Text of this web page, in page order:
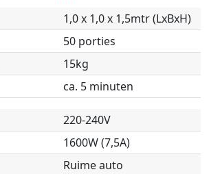
1,0 x 1,0 x 1,5mtr (LxBxH)
50 porties
15kg
ca. 5 minuten
220-240V
1600W (7,5A)
Ruime auto